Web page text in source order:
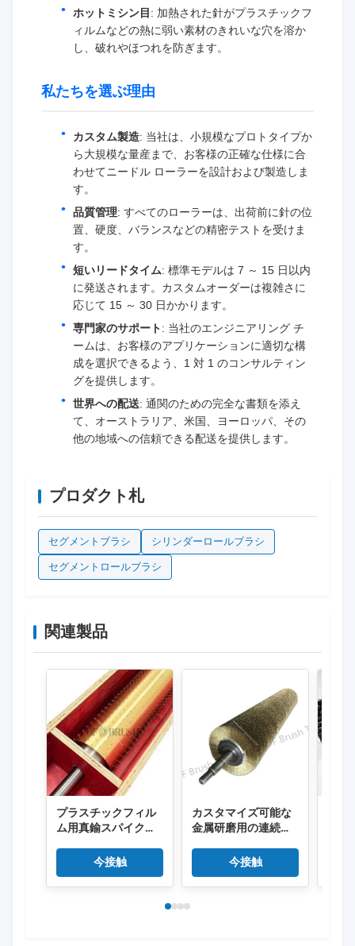
ホットミシン目 : 加熱された針がプラスチックフ
ィルムなどの熱に弱い素材のきれいな穴を溶か
し、破れやほつれを防ぎます。
私たちを選ぶ理由
カスタム製造: 当社は、小規模なプロトタイプか
ら大規模な量産まで、お客様の正確な仕様に合
わせてニードル ローラーを設計および製造しま
す。
品質管理: すべてのローラーは、出荷前に針の位
置、硬度、バランスなどの精密テストを受けま
す。
短いリードタイム: 標準モデルは 7 ～ 15 日以内
に発送されます。カスタムオーダーは複雑さに
応じて 15 ～ 30 日かかります。
専門家のサポート: 当社のエンジニアリング チ
ームは、お客様のアプリケーションに適切な構
成を選択できるよう、1 対 1 のコンサルティン
グを提供します。
世界への配送: 通関のための完全な書類を添え
て、オーストラリア、米国、ヨーロッパ、その
他の地域への信頼できる配送を提供します。
プロダクト札
セグメントブラシ シリンダーロールブラシ
セグメントロールブラシ
関連製品
プラスチックフィル
ム用真鍮スパイクピ
ミシン目ニードルロ
ーラー
今接触
カスタマイズ可能な
金属研磨用の連続ス
純度真鍮ワイヤーロ
ーラーブラシ
今接触